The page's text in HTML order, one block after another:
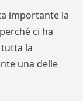
importante la
ci ha
la
una delle